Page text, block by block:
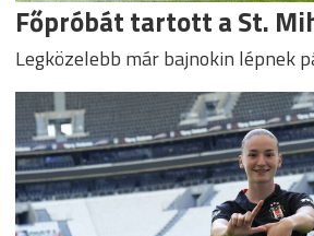
Főpróbát tartott a St.
Legközelebb már bajnokin lépnek